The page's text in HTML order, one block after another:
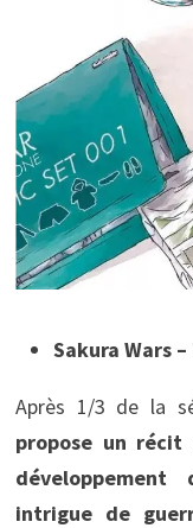
Sakura Wars –
Après 1/3 de la
propose un
intrigue de